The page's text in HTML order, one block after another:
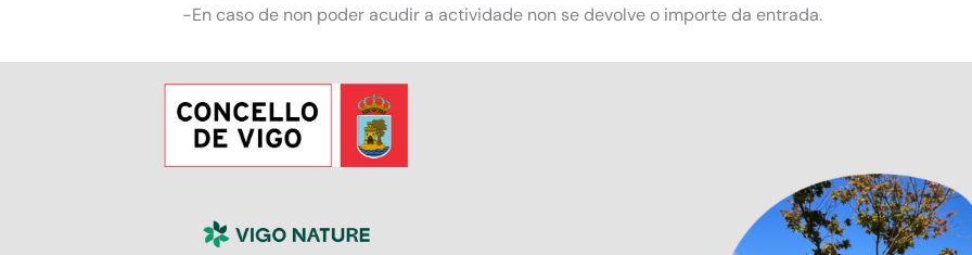
-En caso de non poder acudir a actividade non se devolve o importe da entrada.